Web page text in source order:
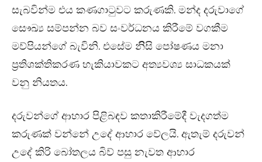
සැබවින්ම එය කණගාටුවට කරුණකි. මන්ද දරුවාගේ
සෞඛ්‍ය සම්පන්න බව සංවර්ධනය කිරීමේ වගකීම
මව්පියන්ගේ බැවිනි. එසේම නිිසි පෝෂණය මනා
ප‍්‍රතිශක්තිකරණ හැකියාවකට අත්‍යවශ්‍ය සාධකයක්
වනු නියතය.
දරුවන්ගේ ආහාර පිළිබඳව කතාකිරීමේදී වැදගත්ම
කරුණක් වන්නේ උදේ ආහාර වේලයි. ඇතැම් දරුවන්
උදේ කිරි බෝතලය බිව් පසු නැවත ආහාර